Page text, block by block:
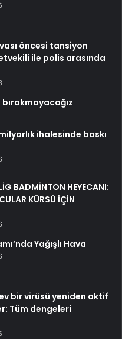
öncesi tansiyon
ile polis arasında
bırakmayacağız
ihalesinde baskı
BADMİNTON HEYECANI:
KÜRSÜ İÇİN
Yağışlı Hava
bir virüsü yeniden aktif
Tüm dengeleri